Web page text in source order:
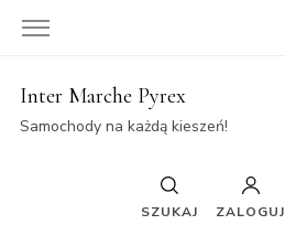
Inter Marche Pyrex
Samochody na każdą kieszeń!
SZUKAJ ZALOGUJ